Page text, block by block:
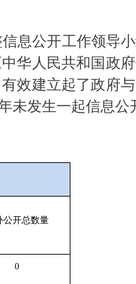
息公开工作领导
华人民共和国政府
效建立起了政府
发生一起信息公
公开总数量
0